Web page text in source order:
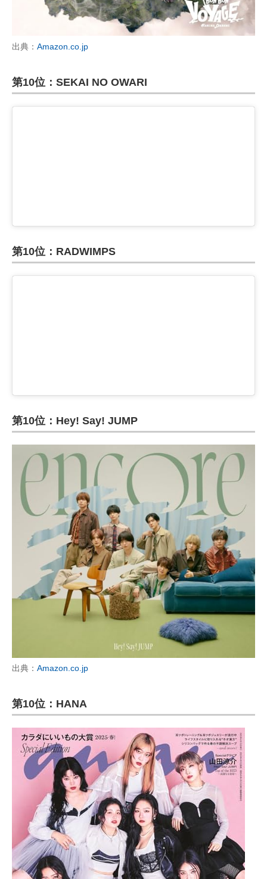
出典： Amazon.co.jp
第10位：SEKAI NO OWARI
第10位：RADWIMPS
第10位：Hey! Say! JUMP
出典： Amazon.co.jp
第10位：HANA